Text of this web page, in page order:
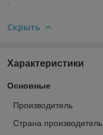
Скрыть
Характеристики
Основные
Производитель
Страна производитель